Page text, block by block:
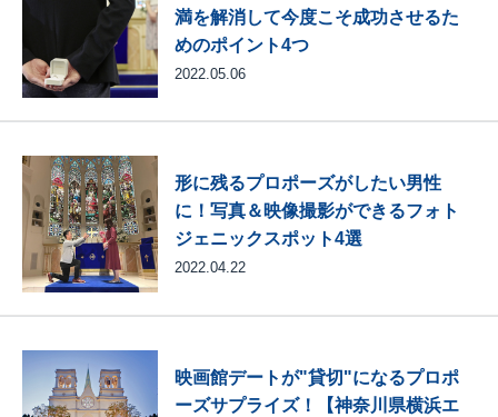
満を解消して今度こそ成功させるた
めのポイント4つ
2022.05.06
形に残るプロポーズがしたい男性
に！写真＆映像撮影ができるフォト
ジェニックスポット4選
2022.04.22
映画館デートが"貸切"になるプロポ
ーズサプライズ！【神奈川県横浜エ